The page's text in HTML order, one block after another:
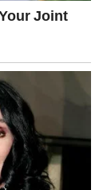
vas čekaju
će se
sudbina će